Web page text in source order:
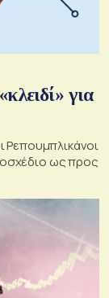
για
Ρεπουμπλικάνοι
ως προς